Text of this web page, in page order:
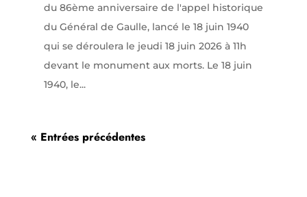
du 86ème anniversaire de l'appel historique
du Général de Gaulle, lancé le 18 juin 1940
qui se déroulera le jeudi 18 juin 2026 à 11h
devant le monument aux morts. Le 18 juin
1940, le...
« Entrées précédentes